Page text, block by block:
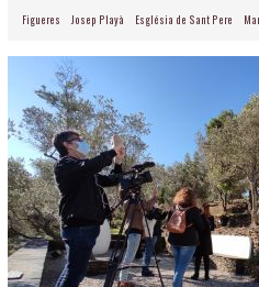
Figueres Josep Playà Església de Sant Pere